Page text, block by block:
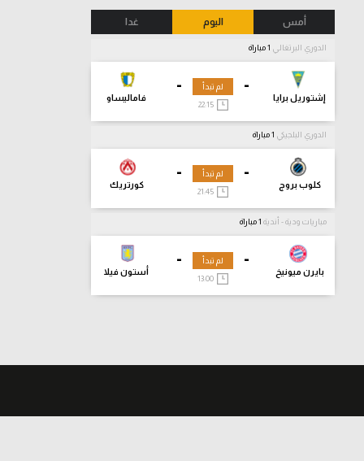
أمس اليوم غدا
الدوري البرتغالي
-
إشتوريل برايا
-
فاماليساو
لم تبدأ
22:15
الدوري البلجيكي
-
كلوب بروج
-
كورتريك
لم تبدأ
مباريات ودية - أندية
-
بايرن ميونيخ
-
أستون فيلا
لم تبدأ